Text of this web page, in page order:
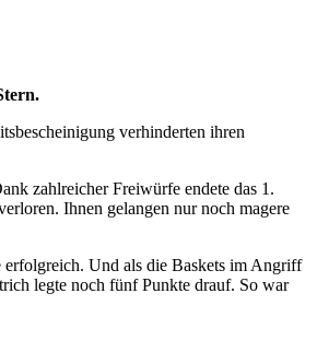
verhinderten ihren
zahlreicher Freiwürfe endete das 1.
Ihnen gelangen nur noch magere
erfolgreich. Und als die Baskets im Angriff
legte noch fünf Punkte drauf. So war